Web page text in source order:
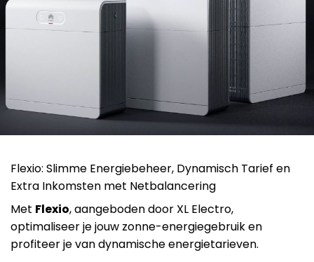
Flexio: Slimme Energiebeheer, Dynamisch Tarief en
Extra Inkomsten met Netbalancering
Met Flexio, aangeboden door XL Electro,
optimaliseer je jouw zonne-energiegebruik en
profiteer je van dynamische energietarieven.